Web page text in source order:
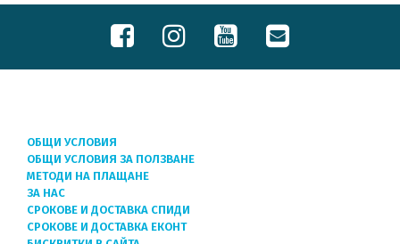
ОБЩИ УСЛОВИЯ
ОБЩИ УСЛОВИЯ ЗА ПОЛЗВАНЕ
МЕТОДИ НА ПЛАЩАНЕ
ЗА НАС
СРОКОВЕ И ДОСТАВКА СПИДИ
СРОКОВЕ И ДОСТАВКА ЕКОНТ